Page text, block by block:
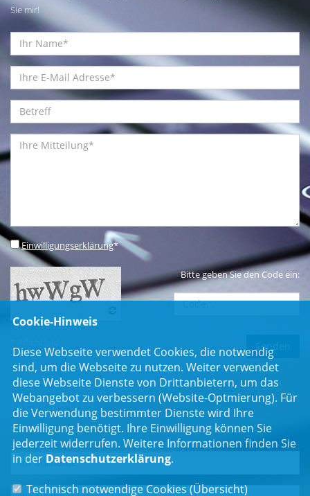
Sie mir!
Einwilligungserklärung*
Bitte geben Sie den Code ein:
Newsletter
Erhalten Sie Neuigkeiten aus dem Landtag und der Region.
Cookie-Hinweis
Diese Webseite verwendet Cookies, die notwendig
sind, um die Webseite zu nutzen. Weiter verwendet
diese Webseite Dienste von Drittanbietern, um das
Webangebot zu verbessern (Website-Optmierung). Für
die Verwendung bestimmter Dienste wird Ihre
Einwilligung benötigt. Ihre Einwilligung können Sie
jederzeit widerrufen. Weitere Informationen finden Sie
in der Datenschutzerklärung.
Technisch notwendige Cookies (Übersicht)